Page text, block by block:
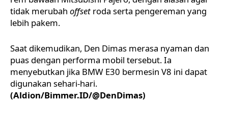
tidak merubah offset roda serta pengereman yang
lebih pakem.
Saat dikemudikan, Den Dimas merasa nyaman dan
puas dengan performa mobil tersebut. Ia
menyebutkan jika BMW E30 bermesin V8 ini dapat
digunakan sehari-hari.
(Aldion/Bimmer.ID/@DenDimas)